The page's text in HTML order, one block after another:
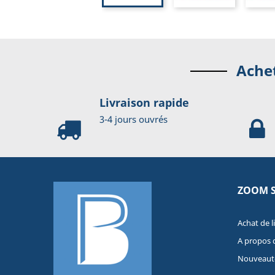
Livraison rapide
3-4 jours ouvrés
ZOOM
Achat de
A propos